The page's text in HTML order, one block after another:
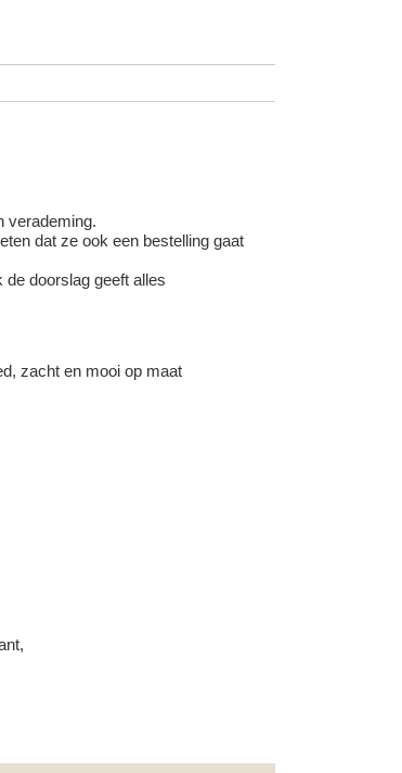
verademing.
dat ze ook een bestelling gaat
doorslag geeft alles
zacht en mooi op maat